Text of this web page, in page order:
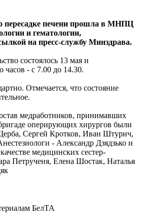
пересадке печени прошла в МНПЦ
и гематологии,
на пресс-службу Минздрава.
состоялось 13 мая и
часов - с 7.00 до 14.30.
Отмечается, что состояние
медработников, принимавших
оперирующих хирургов были
Сергей Кротков, Иван Штурич,
- Александр Дзядзько и
медицинских сестер-
Петрученя, Елена Шостак, Наталья
БелТА